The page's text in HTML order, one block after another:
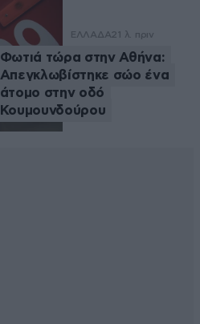
ΕΛΛΑΔΑ21 λ. πριν
Φωτιά τώρα στην Αθήνα:
Απεγκλωβίστηκε σώο ένα
άτομο στην οδό
Κουμουνδούρου